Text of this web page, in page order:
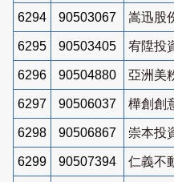
6294 90503067 嵩迅股
6295 90503405 宥陞投
6296 90504880 亞洲美
6297 90506037 樺創創
6298 90506867 崇本投
6299 90507394 仁義不